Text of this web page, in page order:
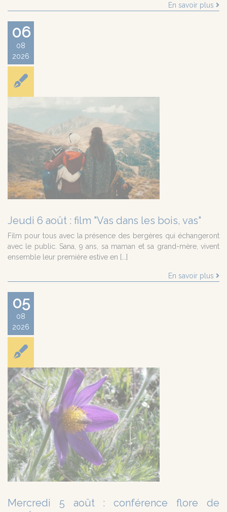
En savoir plus
06
08
2026
Jeudi 6 août : film "Vas dans les bois, vas"
Film pour tous avec la présence des bergères qui échangeront
avec le public. Sana, 9 ans, sa maman et sa grand-mère, vivent
ensemble leur première estive en [...]
En savoir plus
05
08
2026
Mercredi 5 août : conférence flore de